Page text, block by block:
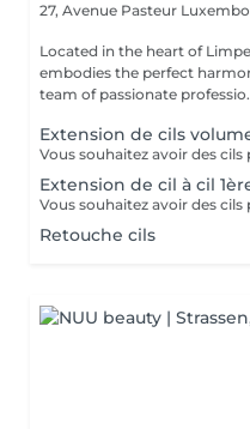
27, Avenue Pasteur
Located in the heart of
embodies the perfect
team of passionate
Extension de cils
Extension de cil à cil
Retouche cils